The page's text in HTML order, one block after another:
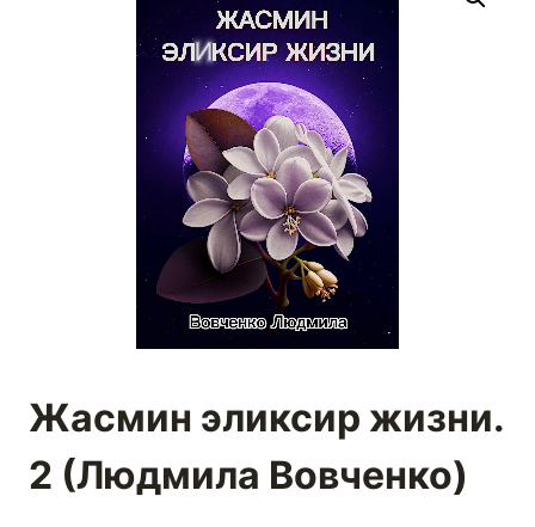
Жасмин эликсир жизни.
2 (Людмила Вовченко)